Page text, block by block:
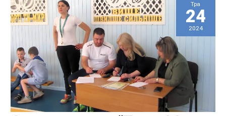
СВЯТО
Тра
24
2024